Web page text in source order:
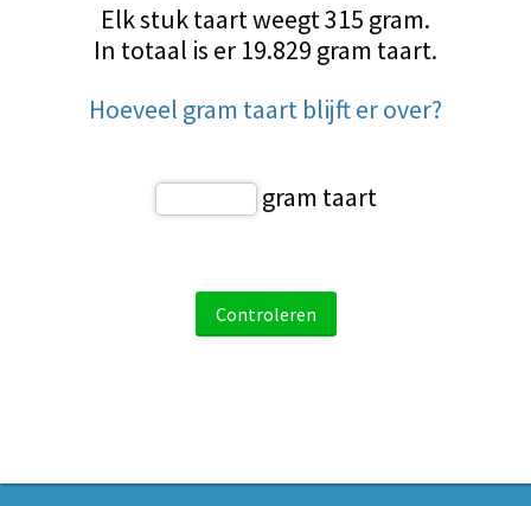
Elk stuk taart weegt 315 gram.
In totaal is er 19.829 gram taart.
Hoeveel gram taart blijft er over?
gram taart